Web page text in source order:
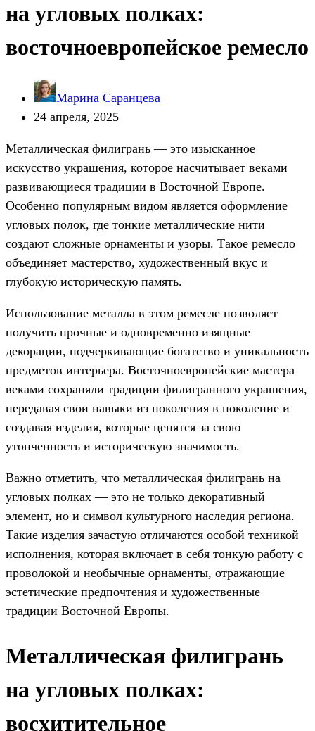
на угловых полках:
восточноевропейское ремесло
Марина Саранцева
24 апреля, 2025
Металлическая филигрань — это изысканное
искусство украшения, которое насчитывает веками
развивающиеся традиции в Восточной Европе.
Особенно популярным видом является оформление
угловых полок, где тонкие металлические нити
создают сложные орнаменты и узоры. Такое ремесло
объединяет мастерство, художественный вкус и
глубокую историческую память.
Использование металла в этом ремесле позволяет
получить прочные и одновременно изящные
декорации, подчеркивающие богатство и уникальность
предметов интерьера. Восточноевропейские мастера
веками сохраняли традиции филигранного украшения,
передавая свои навыки из поколения в поколение и
создавая изделия, которые ценятся за свою
утонченность и историческую значимость.
Важно отметить, что металлическая филигрань на
угловых полках — это не только декоративный
элемент, но и символ культурного наследия региона.
Такие изделия зачастую отличаются особой техникой
исполнения, которая включает в себя тонкую работу с
проволокой и необычные орнаменты, отражающие
эстетические предпочтения и художественные
традиции Восточной Европы.
Металлическая филигрань
на угловых полках:
восхитительное